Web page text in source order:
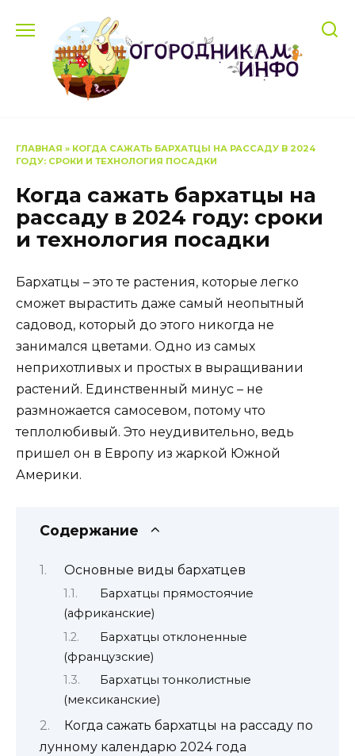
содержанию
ГЛАВНАЯ » КОГДА САЖАТЬ БАРХАТЦЫ НА РАССАДУ В 2024
ГОДУ: СРОКИ И ТЕХНОЛОГИЯ ПОСАДКИ
Когда сажать бархатцы на
рассаду в 2024 году: сроки
и технология посадки
Бархатцы – это те растения, которые легко
сможет вырастить даже самый неопытный
садовод, который до этого никогда не
занимался цветами. Одно из самых
неприхотливых и простых в выращивании
растений. Единственный минус – не
размножается самосевом, потому что
теплолюбивый. Это неудивительно, ведь
пришел он в Европу из жаркой Южной
Америки.
Содержание
Основные виды бархатцев
Бархатцы прямостоячие
(африканские)
Бархатцы отклоненные
(французские)
Бархатцы тонколистные
(мексиканские)
Когда сажать бархатцы на рассаду по
лунному календарю 2024 года